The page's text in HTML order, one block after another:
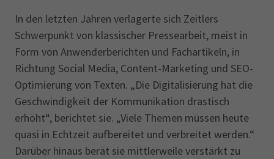
In den letzten Jahren verlagerte sich Zeitlers
Schwerpunkt von klassischer Pressearbeit, meist in
Form von Anwenderberichten und Fachartikeln, in
Richtung Social Media, Content-Marketing und SEO-
Optimierung von Texten. „Die Digitalisierung hat die
Geschwindigkeit der Kommunikation drastisch
erhöht“, berichtet sie. „Viele Themen müssen heute
quasi in Echtzeit aufbereitet und verbreitet werden.“
Darüber hinaus berät sie mittlerweile verstärkt zu